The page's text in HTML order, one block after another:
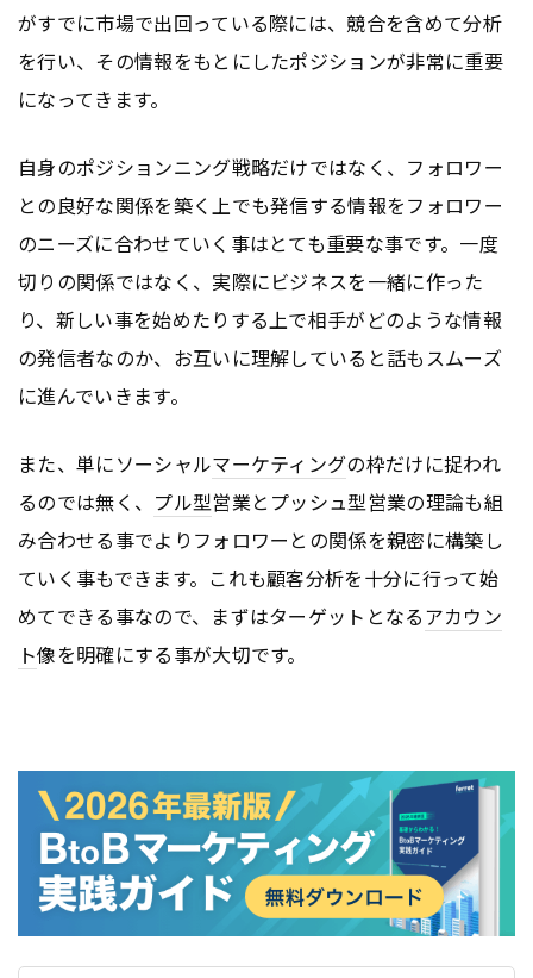
がすでに市場で出回っている際には、競合を含めて分析
を行い、その情報をもとにしたポジションが非常に重要
になってきます。
自身のポジションニング戦略だけではなく、フォロワー
との良好な関係を築く上でも発信する情報をフォロワー
のニーズに合わせていく事はとても重要な事です。一度
切りの関係ではなく、実際にビジネスを一緒に作った
り、新しい事を始めたりする上で相手がどのような情報
の発信者なのか、お互いに理解していると話もスムーズ
に進んでいきます。
また、単にソーシャルマーケティングの枠だけに捉われ
るのでは無く、 プル型営業とプッシュ型営業の理論も組
み合わせる事でよりフォロワーとの関係を親密に構築し
ていく事もできます。これも顧客分析を十分に行って始
めてできる事なので、まずはターゲットとなるアカウン
ト像を明確にする事が大切です。